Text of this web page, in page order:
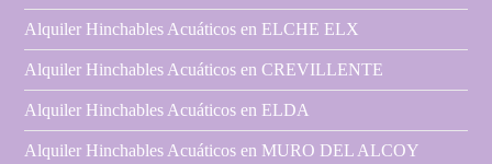
Alquiler Hinchables Acuáticos en ELCHE ELX
Alquiler Hinchables Acuáticos en CREVILLENTE
Alquiler Hinchables Acuáticos en ELDA
Alquiler Hinchables Acuáticos en MURO DEL ALCOY